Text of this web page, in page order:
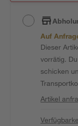
Auf
Dieser
vorrätig.
schicken
Artikel